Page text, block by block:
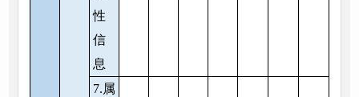
性
信
息
7.属